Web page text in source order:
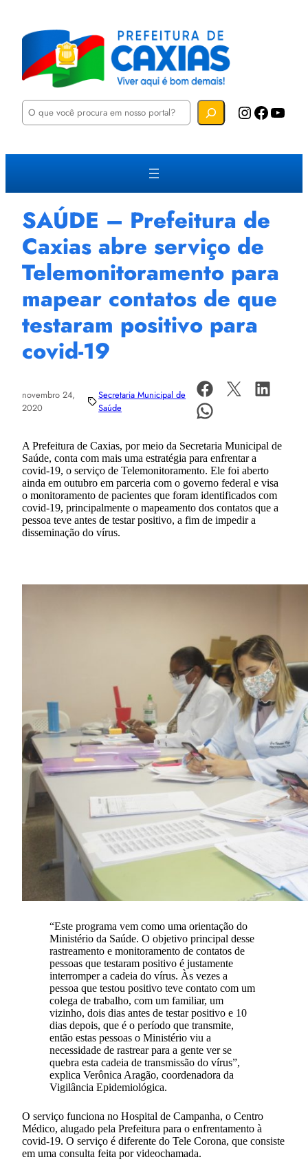
P
u
a
Instagram Facebook YouTube
SAÚDE – Prefeitura de
Caxias abre serviço de
Telemonitoramento para
mapear contatos de que
testaram positivo para
covid-19
novembro 24,
2020
Secretaria Municipal de
Saúde
A Prefeitura de Caxias, por meio da Secretaria Municipal de
Saúde, conta com mais uma estratégia para enfrentar a
covid-19, o serviço de Telemonitoramento. Ele foi aberto
ainda em outubro em parceria com o governo federal e visa
o monitoramento de pacientes que foram identificados com
covid-19, principalmente o mapeamento dos contatos que a
pessoa teve antes de testar positivo, a fim de impedir a
disseminação do vírus.
“Este programa vem como uma orientação do
Ministério da Saúde. O objetivo principal desse
rastreamento e monitoramento de contatos de
pessoas que testaram positivo é justamente
interromper a cadeia do vírus. Às vezes a
pessoa que testou positivo teve contato com um
colega de trabalho, com um familiar, um
vizinho, dois dias antes de testar positivo e 10
dias depois, que é o período que transmite,
então estas pessoas o Ministério viu a
necessidade de rastrear para a gente ver se
quebra esta cadeia de transmissão do vírus”,
explica Verônica Aragão, coordenadora da
Vigilância Epidemiológica.
O serviço funciona no Hospital de Campanha, o Centro
Médico, alugado pela Prefeitura para o enfrentamento à
covid-19. O serviço é diferente do Tele Corona, que consiste
em uma consulta feita por videochamada.